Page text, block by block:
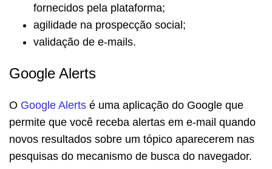
fornecidos pela plataforma;
agilidade na prospecção social;
validação de e-mails.
Google Alerts
O Google Alerts é uma aplicação do Google que
permite que você receba alertas em e-mail quando
novos resultados sobre um tópico aparecerem nas
pesquisas do mecanismo de busca do navegador.